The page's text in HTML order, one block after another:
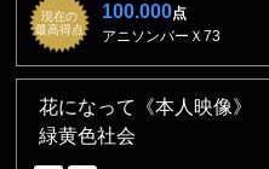
現在の
最高得点
100.000点
アニソンバーＸ73
花になって《本人映像》
緑黄色社会